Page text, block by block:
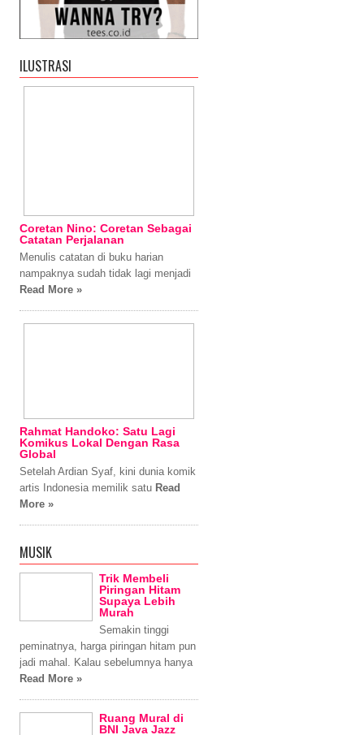
ILUSTRASI
Coretan Nino: Coretan Sebagai
Catatan Perjalanan
Menulis catatan di buku harian
nampaknya sudah tidak lagi menjadi
Read More »
Rahmat Handoko: Satu Lagi
Komikus Lokal Dengan Rasa
Global
Setelah Ardian Syaf, kini dunia komik
artis Indonesia memilik satu Read
More »
MUSIK
Trik Membeli
Piringan Hitam
Supaya Lebih
Murah
Semakin tinggi
peminatnya, harga piringan hitam pun
jadi mahal. Kalau sebelumnya hanya
Read More »
Ruang Mural di
BNI Java Jazz